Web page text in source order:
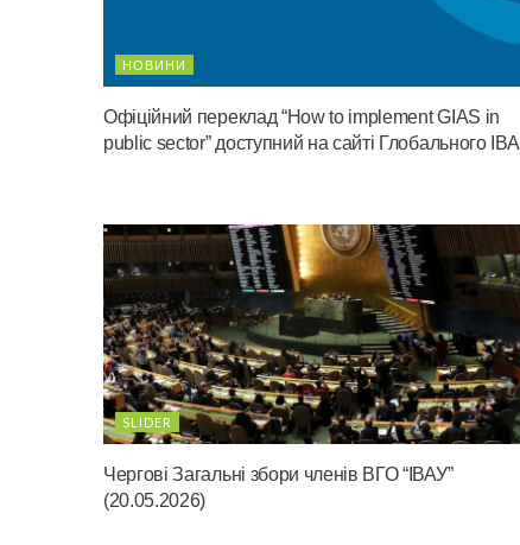
НОВИНИ
Офіційний переклад “How to implement GIAS in
public sector” доступний на сайті Глобального ІВА
SLIDER
Чергові Загальні збори членів ВГО “ІВАУ”
(20.05.2026)